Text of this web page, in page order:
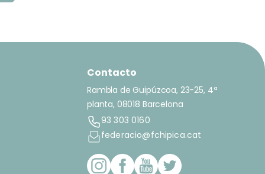
Contacto
Rambla de Guipúzcoa, 23-25, 4ª
planta, 08018 Barcelona
93 303 0160
federacio@fchipica.cat